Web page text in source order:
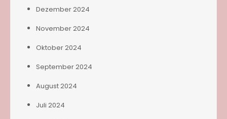
Dezember 2024
November 2024
Oktober 2024
September 2024
August 2024
Juli 2024